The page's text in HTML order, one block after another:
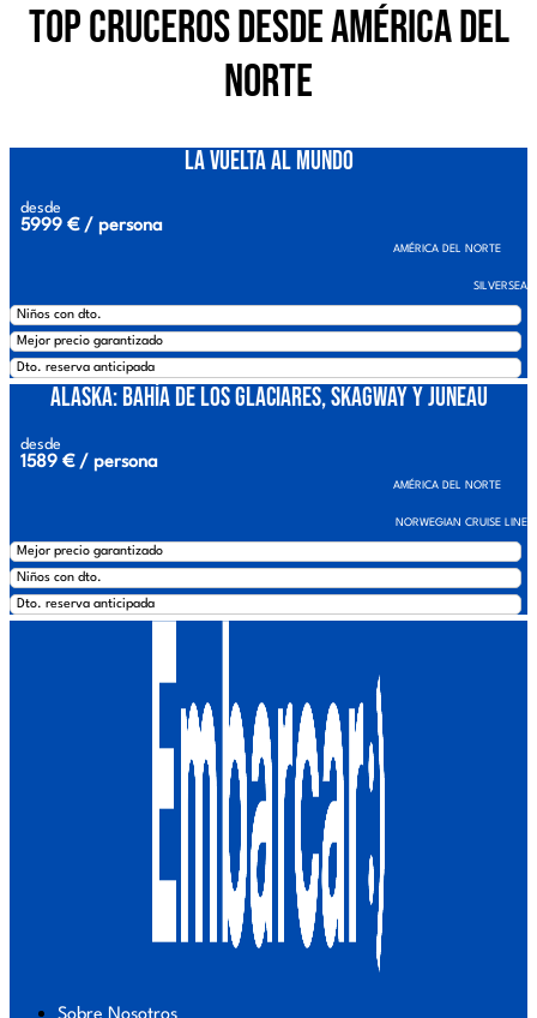
Top cruceros desde América del
Norte
La Vuelta al Mundo
desde
5999 € / persona
AMÉRICA DEL NORTE
SILVERSEA
Niños con dto.
Mejor precio garantizado
Dto. reserva anticipada
Alaska: Bahía de los Glaciares, Skagway y Juneau
desde
1589 € / persona
AMÉRICA DEL NORTE
NORWEGIAN CRUISE LINE
Mejor precio garantizado
Niños con dto.
Dto. reserva anticipada